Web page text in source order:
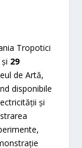
Tropotici
și 29
de Artă,
disponibile
și